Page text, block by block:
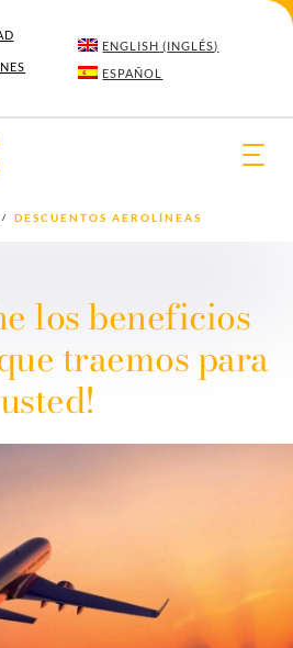
ENGLISH (INGLÉS)
ESPAÑOL
DESCUENTOS AEROLÍNEAS
los beneficios
traemos para
usted!